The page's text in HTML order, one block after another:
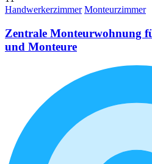
Handwerkerzimmer Monteurzimmer
Zentrale Monteurwohnung
und Monteure